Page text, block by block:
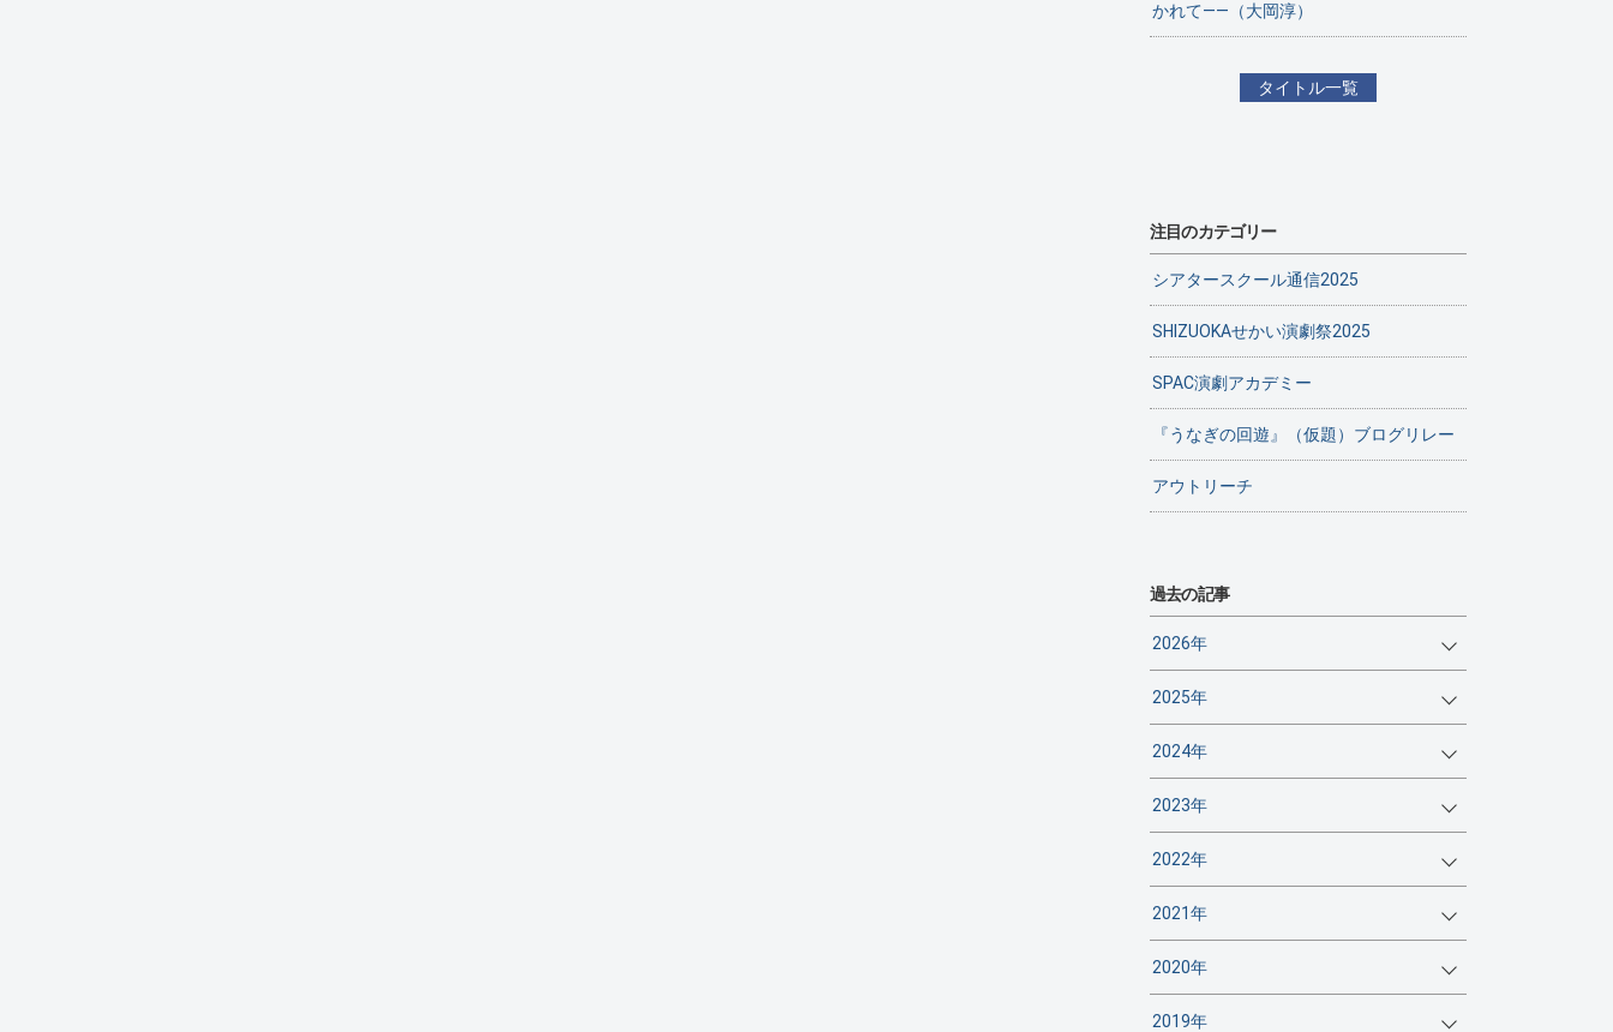
かれて——（大岡淳）
タイトル一覧
注目のカテゴリー
シアタースクール通信2025
SHIZUOKAせかい演劇祭2025
SPAC演劇アカデミー
『うなぎの回遊』（仮題）ブログリレー
アウトリーチ
過去の記事
2026年
2025年
2024年
2023年
2022年
2021年
2020年
2019年